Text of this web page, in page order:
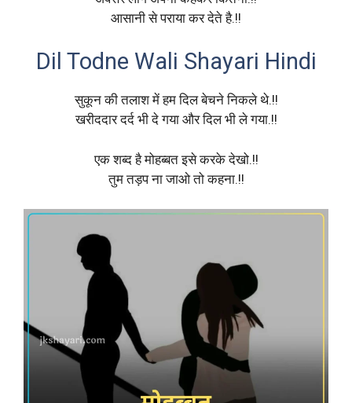
आसानी से पराया कर देते है.!!
Dil Todne Wali Shayari Hindi
सुकून की तलाश में हम दिल बेचने निकले थे.!!
खरीददार दर्द भी दे गया और दिल भी ले गया.!!
एक शब्द है मोहब्बत इसे करके देखो.!!
तुम तड़प ना जाओ तो कहना.!!